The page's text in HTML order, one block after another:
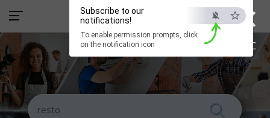
×
ESC
Subscribe to our
notifications!
To enable permission prompts, click
on the notification icon